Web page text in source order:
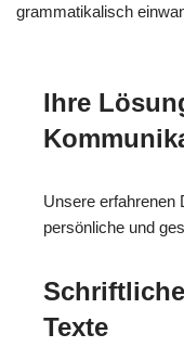
grammatikalisch
Ihre
Unsere erfahrenen
persönliche und
Texte